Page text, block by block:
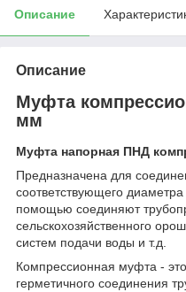
Описание
Описание
Муфта
мм
Муфта напорная ПНД
Предназначена для
соответствующего
помощью соединяют
сельскохозяйственного
систем подачи воды и т.д.
Компрессионная муфта -
герметичного соединения